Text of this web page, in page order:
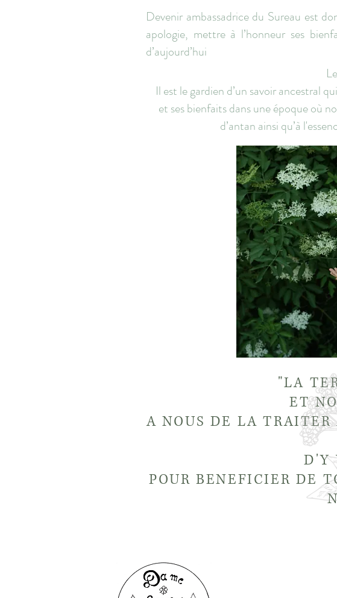
Devenir ambassadrice du Sureau est
apologie, mettre à l’honneur ses
d’aujourd’hui
Il est le gardien d’un savoir ancestral
et ses bienfaits dans une époque où
d’antan ainsi qu’à
"LA
ET
A NOUS DE LA TRAITER
D'Y
POUR BENEFICIER DE